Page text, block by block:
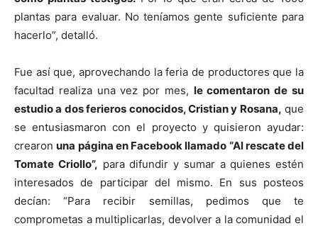
plantas para evaluar. No teníamos gente suficiente para
hacerlo”, detalló.
Fue así que, aprovechando la feria de productores que la
facultad realiza una vez por mes, le comentaron de su
estudio a dos ferieros conocidos, Cristian y Rosana, que
se entusiasmaron con el proyecto y quisieron ayudar:
crearonuna página en Facebook llamado “Al rescate del
Tomate Criollo”, para difundir y sumar a quienes estén
interesados de participar del mismo. En sus posteos
decían: “Para recibir semillas, pedimos que te
comprometas a multiplicarlas, devolver a la comunidad el